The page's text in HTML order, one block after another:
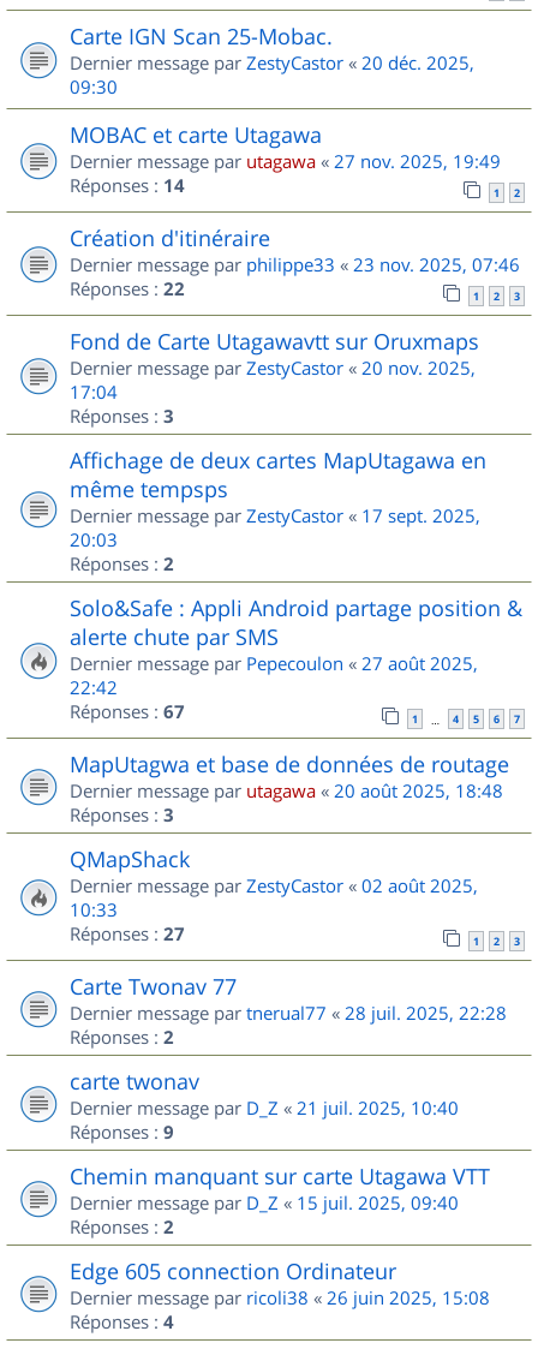
Carte IGN Scan 25-Mobac.
Dernier message par ZestyCastor « 20 déc. 2025,
09:30
MOBAC et carte Utagawa
Dernier message par utagawa « 27 nov. 2025, 19:49
Réponses : 14 1 2
Création d'itinéraire
Dernier message par philippe33 « 23 nov. 2025, 07:46
Réponses : 22 1 2 3
Fond de Carte Utagawavtt sur Oruxmaps
Dernier message par ZestyCastor « 20 nov. 2025,
17:04
Réponses : 3
Affichage de deux cartes MapUtagawa en
même tempsps
Dernier message par ZestyCastor « 17 sept. 2025,
20:03
Réponses : 2
Solo&Safe : Appli Android partage position &
alerte chute par SMS
Dernier message par Pepecoulon « 27 août 2025,
22:42
Réponses : 67 1 … 4 5 6 7
MapUtagwa et base de données de routage
Dernier message par utagawa « 20 août 2025, 18:48
Réponses : 3
QMapShack
Dernier message par ZestyCastor « 02 août 2025,
10:33
Réponses : 27 1 2 3
Carte Twonav 77
Dernier message par tnerual77 « 28 juil. 2025, 22:28
Réponses : 2
carte twonav
Dernier message par D_Z « 21 juil. 2025, 10:40
Réponses : 9
Chemin manquant sur carte Utagawa VTT
Dernier message par D_Z « 15 juil. 2025, 09:40
Réponses : 2
Edge 605 connection Ordinateur
Dernier message par ricoli38 « 26 juin 2025, 15:08
Réponses : 4